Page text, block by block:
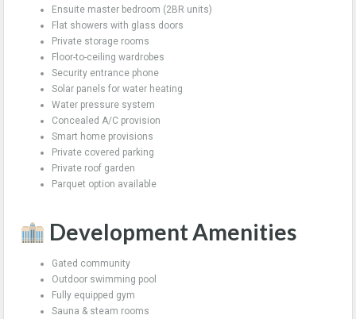
Ensuite master bedroom (2BR units)
Flat showers with glass doors
Private storage rooms
Floor-to-ceiling wardrobes
Security entrance phone
Solar panels for water heating
Water pressure system
Concealed A/C provision
Smart home provisions
Private covered parking
Private roof garden
Parquet option available
Development Amenities
Gated community
Outdoor swimming pool
Fully equipped gym
Sauna & steam rooms